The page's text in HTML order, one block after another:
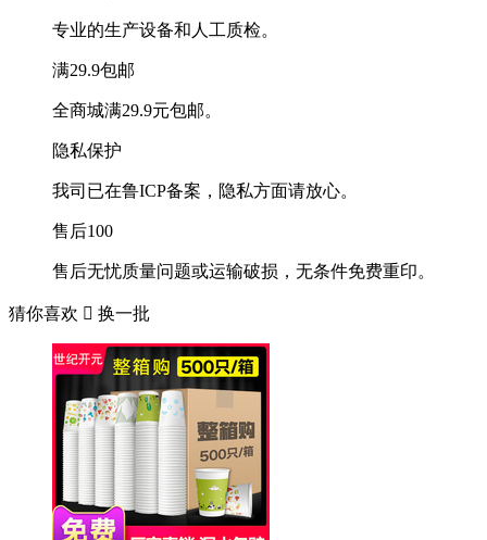
专业的生产设备和人工质检。
满29.9包邮
全商城满29.9元包邮。
隐私保护
我司已在鲁ICP备案，隐私方面请放心。
售后100
售后无忧质量问题或运输破损，无条件免费重印。
猜你喜欢  换一批